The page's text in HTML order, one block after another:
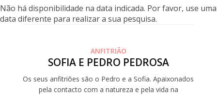
Não há disponibilidade na data indicada. Por favor, use uma
data diferente para realizar a sua pesquisa.
ANFITRIÃO
SOFIA E PEDRO PEDROSA
Os seus anfitriões são o Pedro e a Sofia. Apaixonados
pela contacto com a natureza e pela vida na